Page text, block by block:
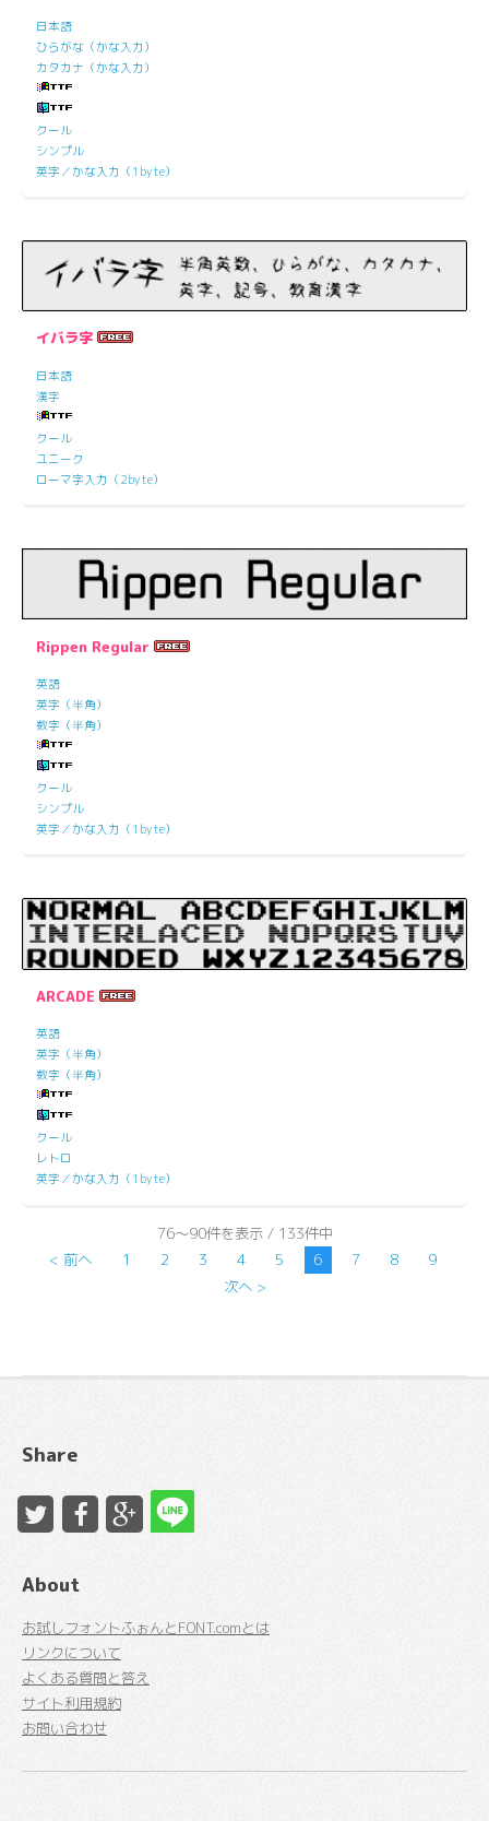
日本語
ひらがな（かな入力）
カタカナ（かな入力）
クール
シンプル
英字／かな入力（1byte）
イバラ字
日本語
漢字
クール
ユニーク
ローマ字入力（2byte）
Rippen Regular
英語
英字（半角）
数字（半角）
クール
シンプル
英字／かな入力（1byte）
ARCADE
英語
英字（半角）
数字（半角）
クール
レトロ
英字／かな入力（1byte）
76～90件を表示 / 133件中
< 前へ
1 2 3 4 5 6 7 8
9
次へ >
Share
About
お試しフォントふぉんとFONT.comとは
リンクについて
よくある質問と答え
サイト利用規約
お問い合わせ